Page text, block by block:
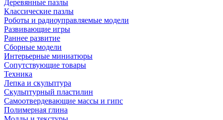
Деревянные пазлы
Классические пазлы
Роботы и радиоуправляемые модели
Развивающие игры
Раннее развитие
Сборные модели
Интерьерные миниатюры
Сопутствующие товары
Техника
Лепка и скульптура
Скульптурный пластилин
Самоотвердевающие массы и гипс
Полимерная глина